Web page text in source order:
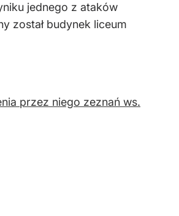
jednego z ataków
został budynek liceum
przez niego zeznań ws.